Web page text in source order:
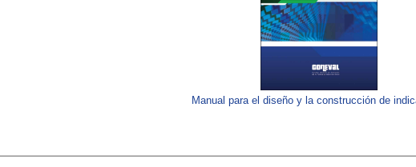
Manual para el diseño y la construcción de